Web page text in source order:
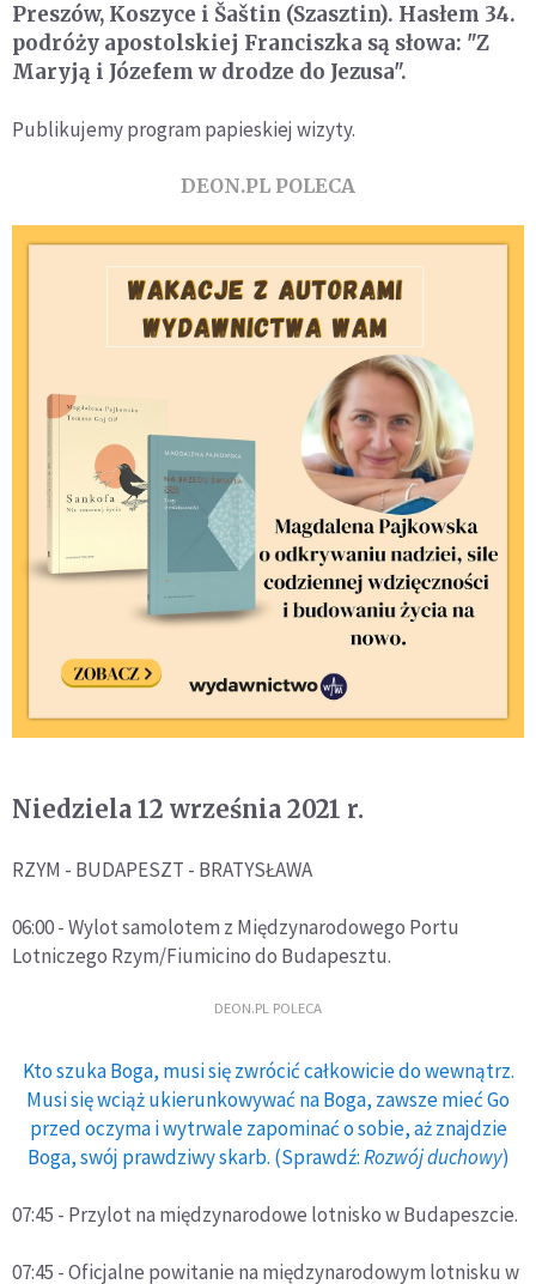
Preszów, Koszyce i Šaštin (Szasztin). Hasłem 34.
podróży apostolskiej Franciszka są słowa: "Z
Maryją i Józefem w drodze do Jezusa".
Publikujemy program papieskiej wizyty.
DEON.PL POLECA
Niedziela 12 września 2021 r.
RZYM - BUDAPESZT - BRATYSŁAWA
06:00 - Wylot samolotem z Międzynarodowego Portu
Lotniczego Rzym/Fiumicino do Budapesztu.
DEON.PL POLECA
Kto szuka Boga, musi się zwrócić całkowicie do wewnątrz.
Musi się wciąż ukierunkowywać na Boga, zawsze mieć Go
przed oczyma i wytrwale zapominać o sobie, aż znajdzie
Boga, swój prawdziwy skarb. (Sprawdź:Rozwój duchowy)
07:45 - Przylot na międzynarodowe lotnisko w Budapeszcie.
07:45 - Oficjalne powitanie na międzynarodowym lotnisku w